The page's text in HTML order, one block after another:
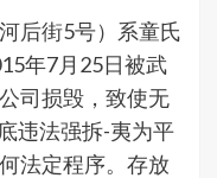
后街5号）系童氏
年7月25日被武
司损毁，致使无
违法强拆-夷为平
法定程序。存放